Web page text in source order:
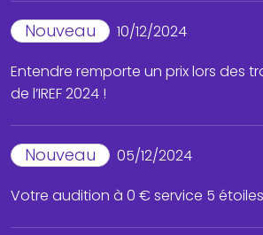
Nouveau
10/12/2024
Entendre remporte un prix lors des
de l’IREF 2024 !
Nouveau
05/12/2024
Votre audition à 0 € service 5